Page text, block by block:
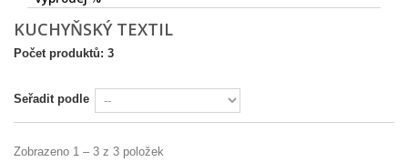
KUCHYŇSKÝ TEXTIL
Počet produktů: 3
Seřadit podle
Zobrazeno 1 – 3 z 3 položek